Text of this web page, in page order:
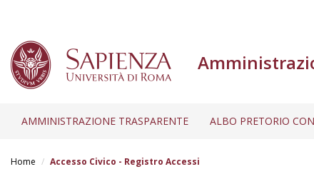
AMMINISTRAZIONE TRASPARENTE ALBO PRETORIO
Home Accesso Civico - Registro Accessi